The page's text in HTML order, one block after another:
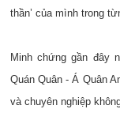
thần’ của mình trong
Minh chứng gần đây
Quán Quân - Á Quân
và chuyên nghiệp